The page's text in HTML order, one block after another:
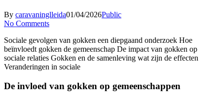
By caravaninglleida01/04/2026Public
No Comments
Sociale gevolgen van gokken een diepgaand onderzoek Hoe
beïnvloedt gokken de gemeenschap De impact van gokken op
sociale relaties Gokken en de samenleving wat zijn de effecten
Veranderingen in sociale
De invloed van gokken op gemeenschappen